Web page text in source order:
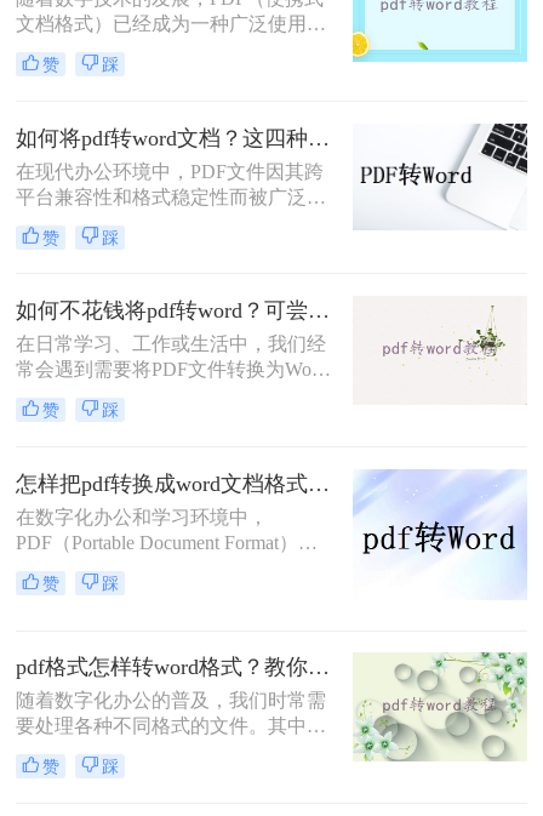
怎么转呢？本文将详细介绍几种将
PDF转换为Word文档的实用方法，帮
助您轻松应对这一挑战。
文档格式）已经成为一种广泛使用的
文件格式，用于共享文档而不改变其
外观。然而，在某些情况下，我们可
以便能够轻松地对其进行编辑。本文
将指导您怎样将pdf文件转换成word文
档。
赞 踩
如何将pdf转word文档？这四种方法教会你！
在现代办公环境中，PDF文件因其跨
平台兼容性和格式稳定性而被广泛使
用。然而，在某些情况下，用户可能
需要将PDF文件转换成Word文档，以
那么如何将pdf转word文档呢？本文将
介绍几种常见的方法来实现这一转换
过程。
赞 踩
如何不花钱将pdf转word？可尝试这4种方法！
在日常学习、工作或生活中，我们经
常会遇到需要将PDF文件转换为Word
文档的情况，以便进行编辑、修改或
格式调整。然而，市面上许多专业的
这对于预算有限的用户来说可能是一
个不小的障碍。幸运的是，还有一些
免费且高效的方法可以帮助我们实现
PDF到Word的转换。那么如何不花钱
将pdf转word呢？本文将详细介绍几种
不花钱将PDF转换为Word文档的实用
赞 踩
怎样把pdf转换成word文档格式？这三种方法帮你轻松解决！
在数字化办公和学习环境中，
PDF（Portable Document Format）因
其跨平台兼容性和内容稳定性而广受
欢迎。然而，当需要编辑或修改PDF
个常见的需求。那么怎样把pdf转换成
word文档格式呢？本文将详细介绍几
种高效将PDF转换为Word文档的方
赞 踩
pdf格式怎样转word格式？教你4种简单快速的方法！
随着数字化办公的普及，我们时常需
要处理各种不同格式的文件。其中，
PDF（便携式文档格式）因其能在任
何设备上保持一致的版面而广受欢
赞 踩